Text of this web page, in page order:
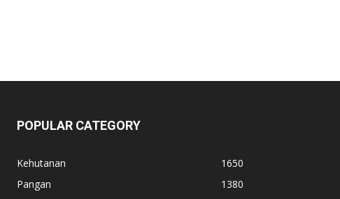
POPULAR CATEGORY
Kehutanan
1650
Pangan
1380